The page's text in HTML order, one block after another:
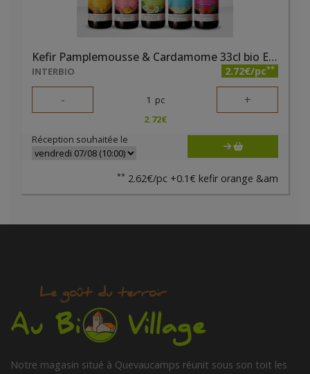
Kefir Pamplemousse & Cardamome 33cl bio Eau Virtueuse
INTERBIO 2.72€/pc**
- 1 pc +
2.72€
Réception souhaitée le
** 2.62€/pc +0.1€ kefir orange &am
Notre magasin situé à Quevaucamps réunit sous son toit les